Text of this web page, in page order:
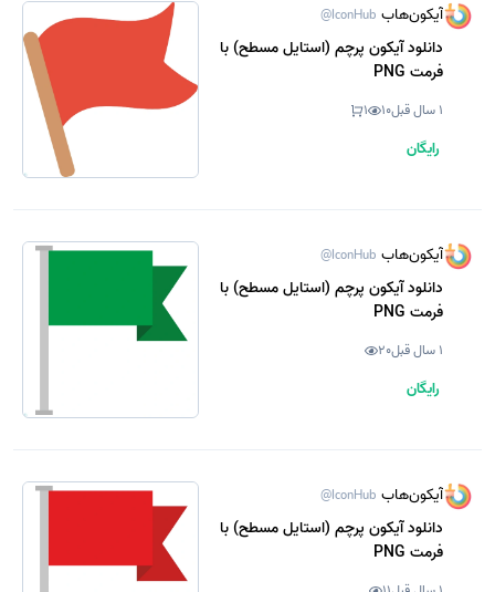
آیکون‌هاب @IconHub
دانلود آیکون پرچم (استایل مسطح) با
فرمت PNG
1 سال قبل 10
1
رایگان
آیکون‌هاب @IconHub
دانلود آیکون پرچم (استایل مسطح) با
فرمت PNG
1 سال قبل 20
رایگان
آیکون‌هاب @IconHub
دانلود آیکون پرچم (استایل مسطح) با
فرمت PNG